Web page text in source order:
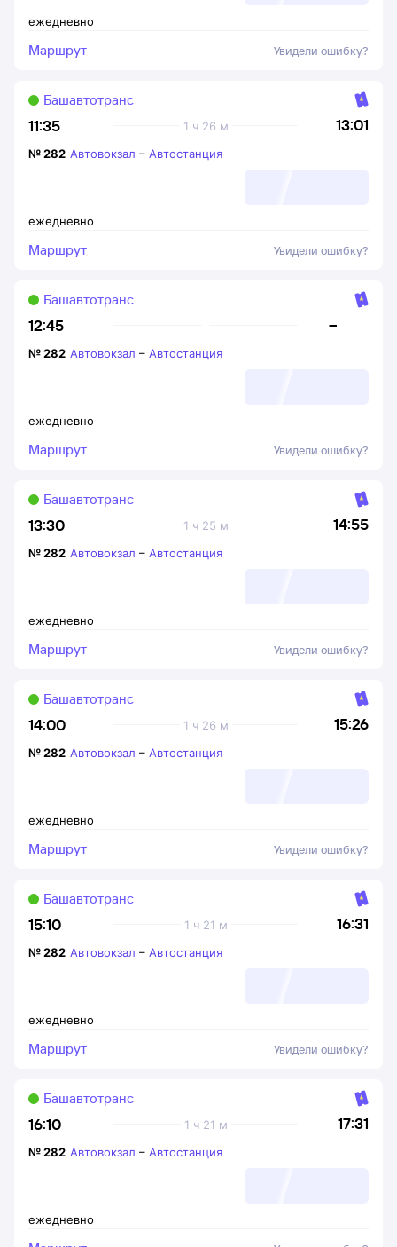
ежедневно
Маршрут Увидели ошибку?
11:35 13:01
1 ч 26 м
Башавтотранс
ежедневно
№282 Автовокзал – Автостанция
Маршрут Увидели ошибку?
12:45 –
Башавтотранс
ежедневно
№282 Автовокзал – Автостанция
Маршрут Увидели ошибку?
13:30 14:55
1 ч 25 м
Башавтотранс
ежедневно
№282 Автовокзал – Автостанция
Маршрут Увидели ошибку?
14:00 15:26
1 ч 26 м
Башавтотранс
ежедневно
№282 Автовокзал – Автостанция
Маршрут Увидели ошибку?
15:10 16:31
1 ч 21 м
Башавтотранс
ежедневно
№282 Автовокзал – Автостанция
Маршрут Увидели ошибку?
16:10 17:31
1 ч 21 м
Башавтотранс
ежедневно
№282 Автовокзал – Автостанция